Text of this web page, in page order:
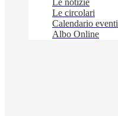
Le notizie
Le circolari
Calendario eventi
Albo Online